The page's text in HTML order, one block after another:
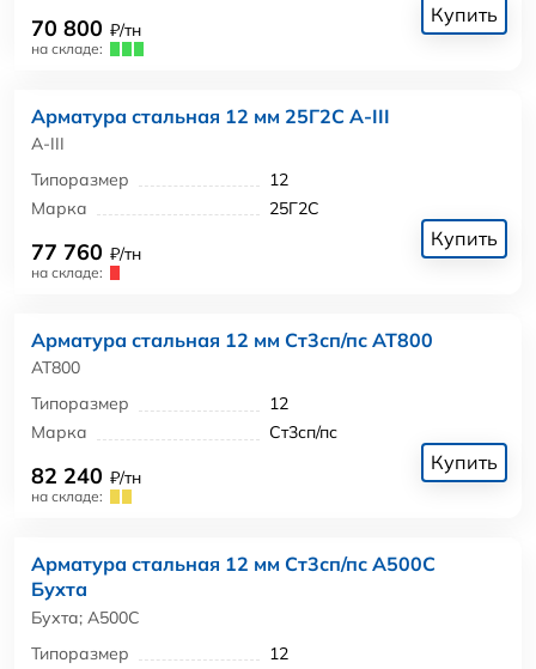
70 800 ₽/тн
на складе:
Купить
Арматура стальная 12 мм 25Г2С А-III
А-III
Типоразмер
12
Марка
25Г2С
77 760 ₽/тн
на складе:
Купить
Арматура стальная 12 мм Ст3сп/пс АТ800
АТ800
Типоразмер
12
Марка
Ст3сп/пс
82 240 ₽/тн
на складе:
Купить
Арматура стальная 12 мм Ст3сп/пс А500С
Бухта
Бухта; А500С
Типоразмер
12